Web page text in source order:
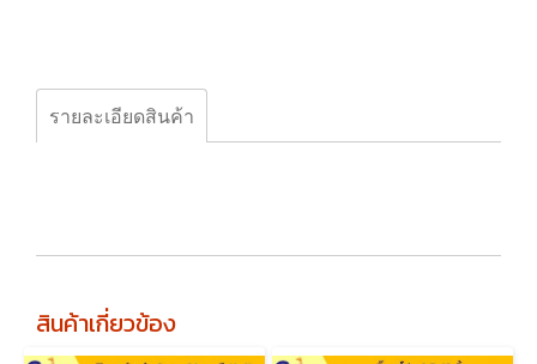
รายละเอียดสินค้า
สินค้าเกี่ยวข้อง